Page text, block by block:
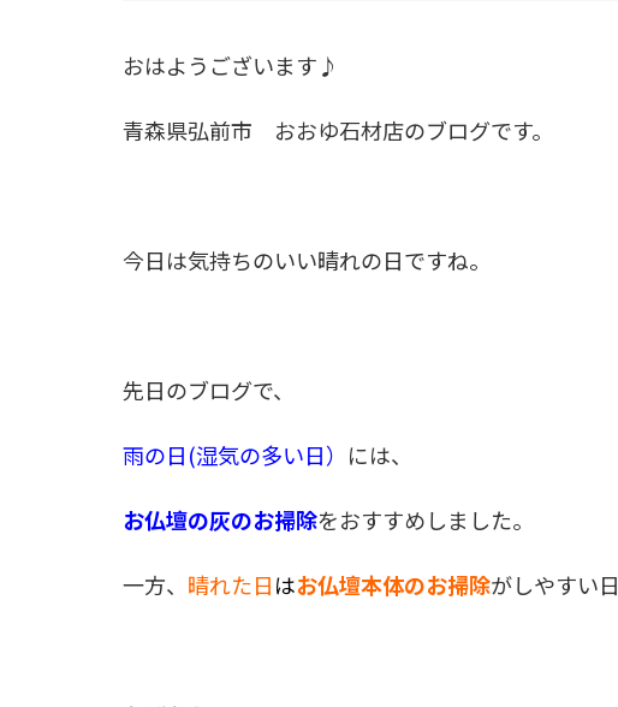
おはようございます♪
青森県弘前市 おおゆ石材店のブログです。
今日は気持ちのいい晴れの日ですね。
先日のブログで、
雨の日(湿気の多い日） には、
お仏壇の灰のお掃除をおすすめしました。
一方、 晴れた日はお仏壇本体のお掃除がしやすい